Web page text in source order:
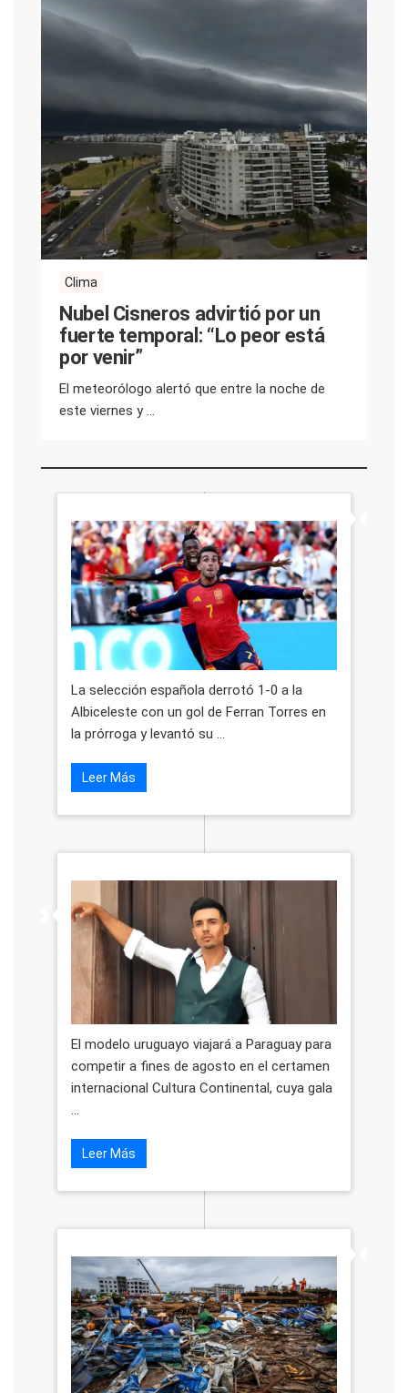
Clima
Nubel Cisneros advirtió por un
fuerte temporal: “Lo peor está
por venir”
El meteorólogo alertó que entre la noche de
este viernes y ...
La selección española derrotó 1-0 a la
Albiceleste con un gol de Ferran Torres en
la prórroga y levantó su ...
Leer Más
El modelo uruguayo viajará a Paraguay para
competir a fines de agosto en el certamen
internacional Cultura Continental, cuya gala
...
Leer Más